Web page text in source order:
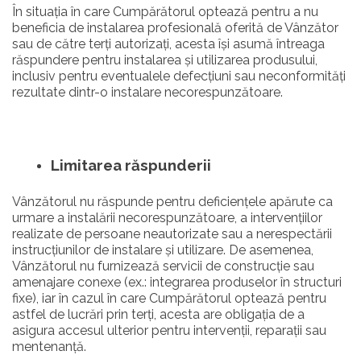
În situația în care Cumpărătorul optează pentru a nu
beneficia de instalarea profesională oferită de Vânzător
sau de către terți autorizați, acesta își asumă întreaga
răspundere pentru instalarea și utilizarea produsului,
inclusiv pentru eventualele defecțiuni sau neconformități
rezultate dintr-o instalare necorespunzătoare.
Limitarea răspunderii
Vânzătorul nu răspunde pentru deficiențele apărute ca
urmare a instalării necorespunzătoare, a intervențiilor
realizate de persoane neautorizate sau a nerespectării
instrucțiunilor de instalare și utilizare. De asemenea,
Vânzătorul nu furnizează servicii de construcție sau
amenajare conexe (ex.: integrarea produselor în structuri
fixe), iar în cazul în care Cumpărătorul optează pentru
astfel de lucrări prin terți, acesta are obligația de a
asigura accesul ulterior pentru intervenții, reparații sau
mentenanță.